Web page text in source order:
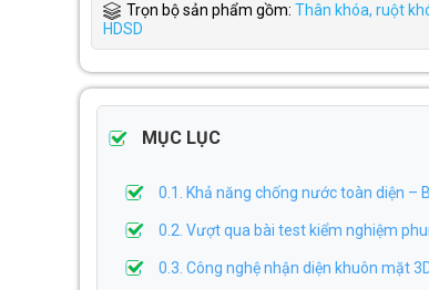
Trọn bộ sản phẩm gồm: Thân khóa, ruột
HDSD
MỤC LỤC
0.1. Khả năng chống nước toàn diện –
0.2. Vượt qua bài test kiểm nghiệm
0.3. Công nghệ nhận diện khuôn mặt